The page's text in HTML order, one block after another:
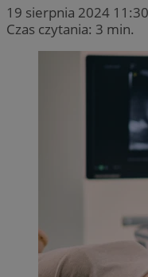
19 sierpnia 2024 11:30
Czas czytania: 3 min.